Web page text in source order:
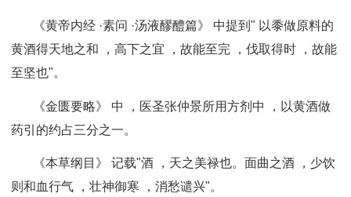
《黄帝内经 ·素问 ·汤液醪醴篇》 中提到" 以黍做原料的
黄酒得天地之和 ，高下之宜 ，故能至完 ，伐取得时 ，故能
至坚也"。
《金匮要略》 中 ，医圣张仲景所用方剂中 ，以黄酒做
药引的约占三分之一。
《本草纲目》 记载"酒 ，天之美禄也。面曲之酒 ，少饮
则和血行气 ，壮神御寒 ，消愁谴兴"。